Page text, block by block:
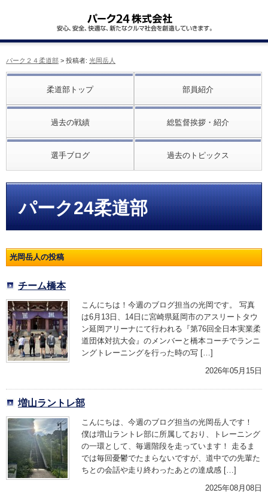
パーク２４柔道部 > 投稿者: 光岡岳人
柔道部トップ 部員紹介
過去の戦績 総監督挨拶・紹介
選手ブログ 過去のトピックス
パーク24柔道部
光岡岳人の投稿
チーム橋本
こんにちは！今週のブログ担当の光岡です。 写真
は6月13日、14日に宮崎県延岡市のアスリートタウ
ン延岡アリーナにて行われる『第76回全日本実業柔
道団体対抗大会』のメンバーと橋本コーチでランニ
ングトレーニングを行った時の写 […]
2026年05月15日
増山ラントレ部
こんにちは、今週のブログ担当の光岡岳人です！
僕は増山ラントレ部に所属しており、トレーニング
の一環として、毎週階段を走っています！ 走るま
では毎回憂鬱でたまらないですが、道中での先輩た
ちとの会話や走り終わったあとの達成感 […]
2025年08月08日